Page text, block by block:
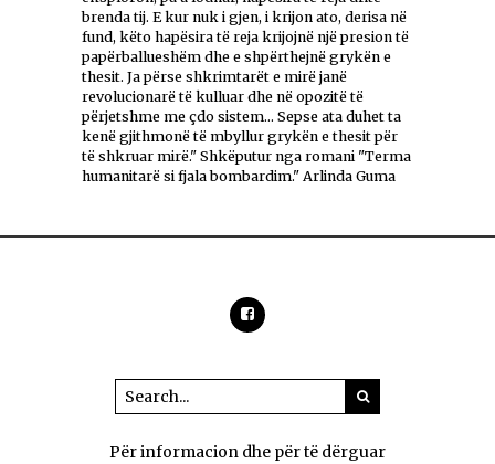
brenda tij. E kur nuk i gjen, i krijon ato, derisa në
fund, këto hapësira të reja krijojnë një presion të
papërballueshëm dhe e shpërthejnë grykën e
thesit. Ja përse shkrimtarët e mirë janë
revolucionarë të kulluar dhe në opozitë të
përjetshme me çdo sistem... Sepse ata duhet ta
kenë gjithmonë të mbyllur grykën e thesit për
të shkruar mirë." Shkëputur nga romani "Terma
humanitarë si fjala bombardim." Arlinda Guma
Për informacion dhe për të dërguar